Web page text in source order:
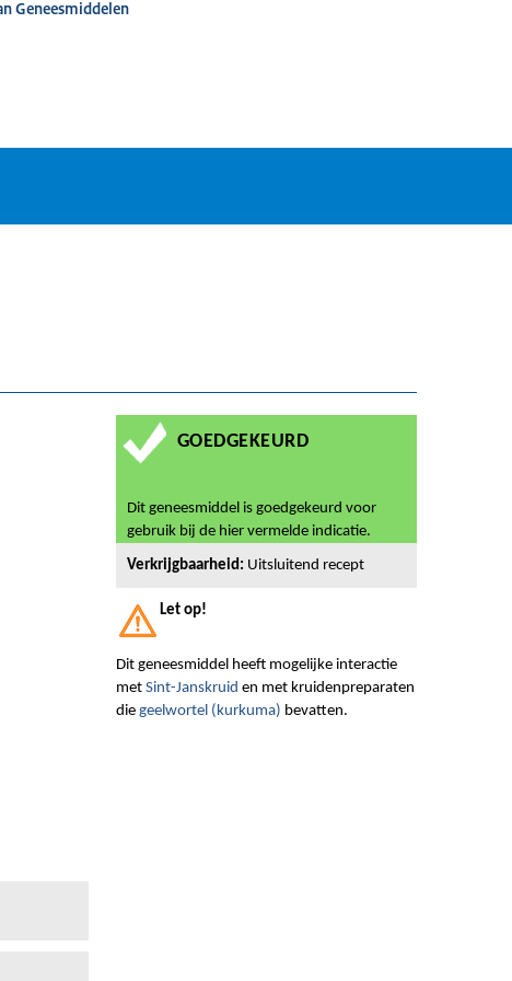
Geneesmiddelen
GOEDGEKEURD
Dit geneesmiddel is goedgekeurd voor
gebruik bij de hier vermelde indicatie.
Verkrijgbaarheid: Uitsluitend recept
Let op!
Dit geneesmiddel heeft mogelijke interactie
met Sint-Janskruid en met kruidenpreparaten
die geelwortel (kurkuma) bevatten.